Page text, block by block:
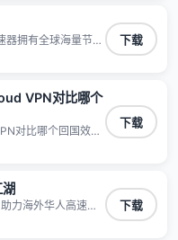
器拥有全球海量节点
为海外华人和留学
，随时高速稳定低
下载
VPN对比哪个
对比哪个回国效果
速中转节点 无需注
达视频音乐app,快
不泄露 阻止第三
下载
力海外华人高速访
台,解决国内视频、
戏，超低延迟稳定
下载